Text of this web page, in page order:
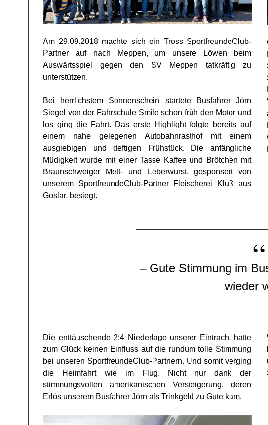
Am 29.09.2018 machte sich ein Tross SportfreundeClub-
Partner auf nach Meppen, um unsere Löwen beim
Auswärtsspiel gegen den SV Meppen tatkräftig zu
unterstützen.
Bei herrlichstem Sonnenschein startete Busfahrer Jörn
Siegel von der Fahrschule Smile schon früh den Motor und
los ging die Fahrt. Das erste Highlight folgte bereits auf
einem nahe gelegenen Autobahnrasthof mit einem
ausgiebigen und deftigen Frühstück. Die anfängliche
Müdigkeit wurde mit einer Tasse Kaffee und Brötchen mit
Braunschweiger Mett- und Leberwurst, gesponsert von
unserem SportfreundeClub-Partner Fleischerei Kluß aus
Goslar, besiegt.
– Gute Stimmung im Bus macht das Ergebnis
wieder
Die enttäuschende 2:4 Niederlage unserer Eintracht hatte
zum Glück keinen Einfluss auf die rundum tolle Stimmung
bei unseren SportfreundeClub-Partnern. Und somit verging
die Heimfahrt wie im Flug. Nicht nur dank der
stimmungsvollen amerikanischen Versteigerung, deren
Erlös unserem Busfahrer Jörn als Trinkgeld zu Gute kam.